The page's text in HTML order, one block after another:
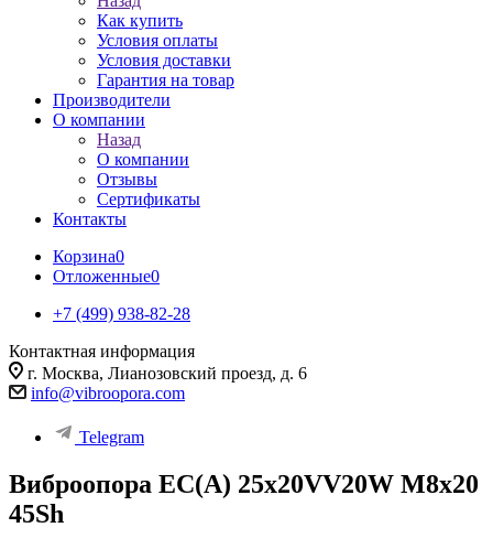
Как купить
Условия оплаты
Условия доставки
Гарантия на товар
Производители
О компании
Назад
О компании
Отзывы
Сертификаты
Контакты
Корзина0
Отложенные0
+7 (499) 938-82-28
Контактная информация
г. Москва, Лианозовский проезд, д. 6
info@vibroopora.com
Telegram
Виброопора EC(A) 25x20VV20W M8x20
45Sh